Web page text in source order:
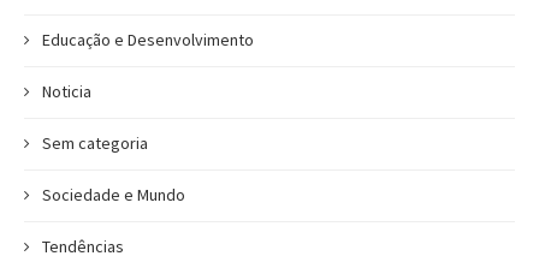
Educação e Desenvolvimento
Noticia
Sem categoria
Sociedade e Mundo
Tendências